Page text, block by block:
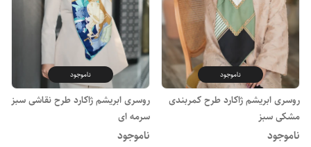
ناموجود
روسری ابریشم ژاکارد طرح کمربندی
مشکی سبز
ناموجود
ناموجود
روسری ابریشم ژاکارد طرح نقاشی سبز
سرمه ای
ناموجود